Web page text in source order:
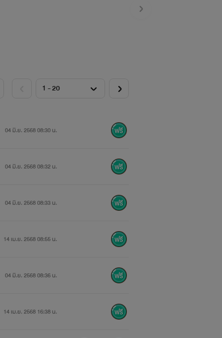
04 มิ.ย. 2568 08:30 น.
04 มิ.ย. 2568 08:32 น.
04 มิ.ย. 2568 08:33 น.
14 เม.ย. 2568 08:55 น.
04 มิ.ย. 2568 08:36 น.
14 เม.ย. 2568 16:38 น.